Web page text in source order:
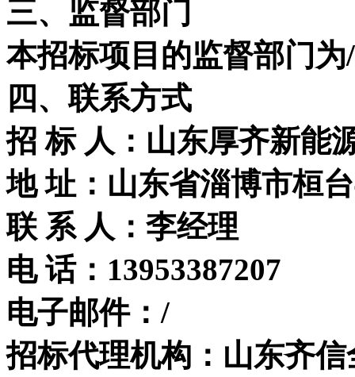
三、监督部门
本招标项目的监督部门为
四、联系方式
招 标 人：山东厚齐新能
地 址：山东省淄博市桓
联 系 人：李经理
电 话：13953387207
电子邮件：/
招标代理机构：山东齐